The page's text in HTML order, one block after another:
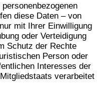
diese Daten – von
mit Ihrer Einwilligung
oder Verteidigung
Schutz der Rechte
Person oder
Interesses der
verarbeitet